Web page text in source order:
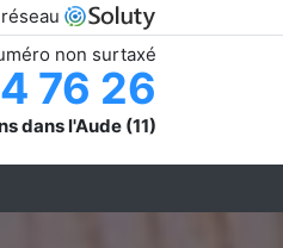
non surtaxé
76 26
dans l'Aude (11)